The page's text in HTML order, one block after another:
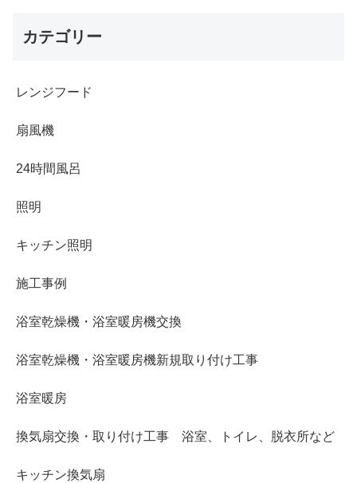
カテゴリー
レンジフード
扇風機
24時間風呂
照明
キッチン照明
施工事例
浴室乾燥機・浴室暖房機交換
浴室乾燥機・浴室暖房機新規取り付け工事
浴室暖房
換気扇交換・取り付け工事 浴室、トイレ、脱衣所など
キッチン換気扇